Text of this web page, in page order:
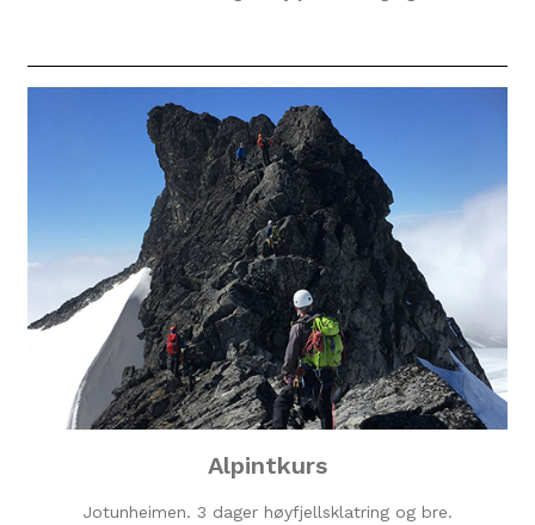
Alpintkurs
Jotunheimen. 3 dager høyfjellsklatring og bre.